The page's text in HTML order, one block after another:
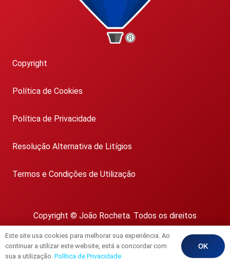
Copyright
Política de Cookies
Política de Privacidade
Resolução Alternativa de Litígios
Termos e Condições de Utilização
Copyright © João Rocheta. Todos os direitos
reservados.
AMI 1718
Este site usa cookies para melhorar sua experiência. Ao
continuar a utilizar este website, está a concordar com
sua a utilização. Política de Privacidade
OK